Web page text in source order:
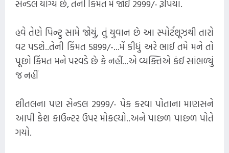
સેન્ડલ યોગ્ય છે, તેની કિંમત મેં જોઈ 2999/- રૂપિયા.
હવે તેણે પિન્ટુ સામે જોયું, તું યુવાન છે આ સ્પોર્ટશૂઝથી તારો
વટ પડશે..તેની કિંમત 5899/-...મેં કીધું અરે ભાઈ તમે મને તો
પૂછો કિંમત મને પરવડે છે કે નહીં...એ વ્યક્તિએ કંઈ સાંભળ્યું
જ નહીં
શીતલના પણ સેન્ડલ 2999/- પેક કરવા પોતાના માણસને
આપી કેશ કાઉન્ટર ઉપર મોકલ્યો..અને પાછળ પાછળ પોતે
ગયો.